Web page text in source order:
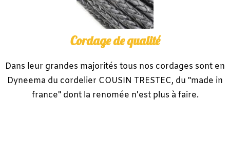
Cordage de qualité
Dans leur grandes majorités tous nos cordages sont en
Dyneema du cordelier COUSIN TRESTEC, du "made in
france" dont la renomée n'est plus à faire.